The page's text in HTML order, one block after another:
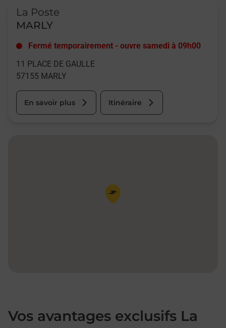
La Poste
MARLY
Fermé temporairement - ouvre samedi à 09h00
11 PLACE DE GAULLE
57155 MARLY
En savoir plus Itinéraire
Pin de la carte
Vos avantages exclusifs La